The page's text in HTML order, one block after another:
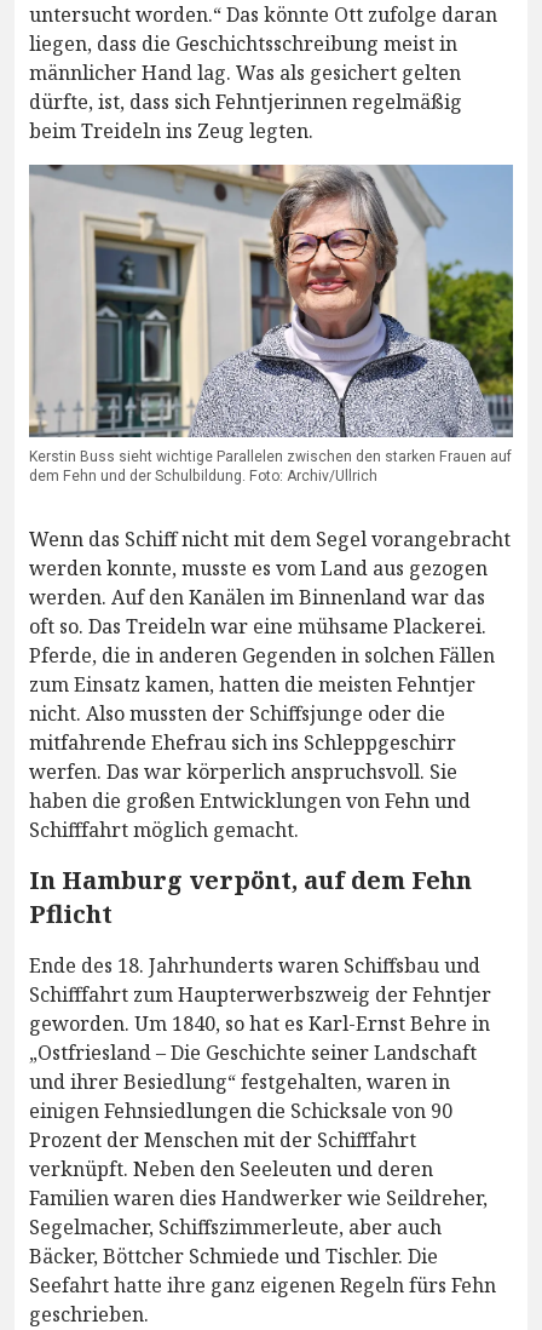
untersucht worden.“ Das könnte Ott zufolge daran
liegen, dass die Geschichtsschreibung meist in
männlicher Hand lag. Was als gesichert gelten
dürfte, ist, dass sich Fehntjerinnen regelmäßig
beim Treideln ins Zeug legten.
Kerstin Buss sieht wichtige Parallelen zwischen den starken Frauen auf
dem Fehn und der Schulbildung. Foto: Archiv/Ullrich
Wenn das Schiff nicht mit dem Segel vorangebracht
werden konnte, musste es vom Land aus gezogen
werden. Auf den Kanälen im Binnenland war das
oft so. Das Treideln war eine mühsame Plackerei.
Pferde, die in anderen Gegenden in solchen Fällen
zum Einsatz kamen, hatten die meisten Fehntjer
nicht. Also mussten der Schiffsjunge oder die
mitfahrende Ehefrau sich ins Schleppgeschirr
werfen. Das war körperlich anspruchsvoll. Sie
haben die großen Entwicklungen von Fehn und
Schifffahrt möglich gemacht.
In Hamburg verpönt, auf dem Fehn
Pflicht
Ende des 18. Jahrhunderts waren Schiffsbau und
Schifffahrt zum Haupterwerbszweig der Fehntjer
geworden. Um 1840, so hat es Karl-Ernst Behre in
„Ostfriesland – Die Geschichte seiner Landschaft
und ihrer Besiedlung“ festgehalten, waren in
einigen Fehnsiedlungen die Schicksale von 90
Prozent der Menschen mit der Schifffahrt
verknüpft. Neben den Seeleuten und deren
Familien waren dies Handwerker wie Seildreher,
Segelmacher, Schiffszimmerleute, aber auch
Bäcker, Böttcher Schmiede und Tischler. Die
Seefahrt hatte ihre ganz eigenen Regeln fürs Fehn
geschrieben.